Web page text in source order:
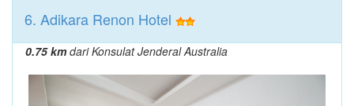
6. Adikara Renon Hotel
0.75 kmdari Konsulat Jenderal Australia